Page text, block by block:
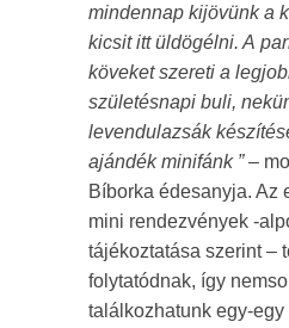
mindennap kijövünk a
kicsit itt üldögélni. A
köveket szereti a
születésnapi buli,
levendulazsák
ajándék minifánk ”–
Bíborka édesanyja. Az
mini rendezvények -
tájékoztatása szerint –
folytatódnak, így
találkozhatunk egy-